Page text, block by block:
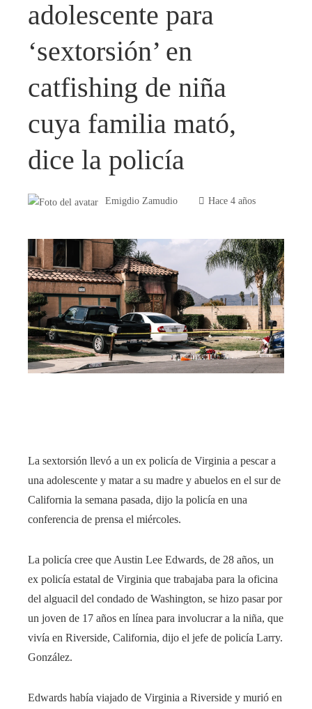
adolescente para
‘sextorsión’ en
catfishing de niña
cuya familia mató,
dice la policía
Emigdio Zamudio Hace 4 años
La sextorsión llevó a un ex policía de Virginia a pescar a
una adolescente y matar a su madre y abuelos en el sur de
California la semana pasada, dijo la policía en una
conferencia de prensa el miércoles.
La policía cree que Austin Lee Edwards, de 28 años, un
ex policía estatal de Virginia que trabajaba para la oficina
del alguacil del condado de Washington, se hizo pasar por
un joven de 17 años en línea para involucrar a la niña, que
vivía en Riverside, California, dijo el jefe de policía Larry.
González.
Edwards había viajado de Virginia a Riverside y murió en